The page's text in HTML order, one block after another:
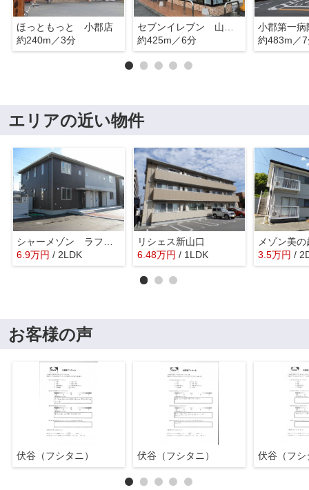
ほっともっと 小郡店
約240m／3分
セブンイレブン 山口第一病院前
約425m／6分
小郡第一病
約483m／
エリアの近い物件
6.9万円 / 2LDK
リシェス新山口
6.48万円 / 1LDK
メゾン美
3.5万円 /
お客様の声
伏谷（フシタニ） 伏谷（フシタニ） 伏谷（フシ